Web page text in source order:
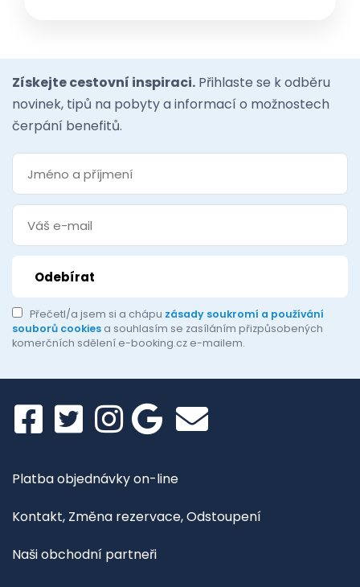
Získejte cestovní inspiraci. Přihlaste se k odběru
novinek, tipů na pobyty a informací o možnostech
čerpání benefitů.
Přečetl/a jsem si a chápu zásady soukromí a používání
souborů cookies a souhlasím se zasíláním přizpůsobených
komerčních sdělení e-booking.cz e-mailem.
Platba objednávky on-line
Kontakt, Změna rezervace, Odstoupení
Naši obchodní partneři